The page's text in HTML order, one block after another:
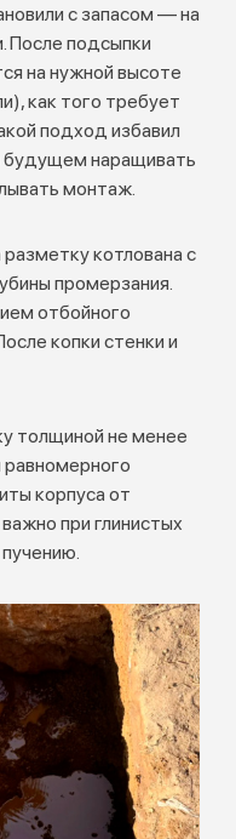
с запасом — на
После подсыпки
на нужной высоте
как того требует
подход избавил
будущем наращивать
монтаж.
котлована с
промерзания.
отбойного
копки стенки и
толщиной не менее
корпуса от
при глинистых